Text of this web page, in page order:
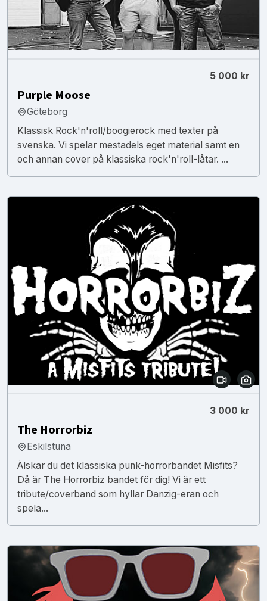
5 000 kr
Purple Moose
Göteborg
Klassisk Rock'n'roll/boogierock med texter på
svenska. Vi spelar mestadels eget material samt en
och annan cover på klassiska rock'n'roll-låtar. ...
3 000 kr
The Horrorbiz
Eskilstuna
Älskar du det klassiska punk-horrorbandet Misfits?
Då är The Horrorbiz bandet för dig! Vi är ett
tribute/coverband som hyllar Danzig-eran och
spela...